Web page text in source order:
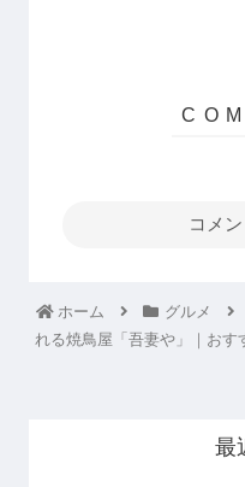
コメ
ホーム グルメ
れる焼鳥屋「吾妻や」｜おす
最